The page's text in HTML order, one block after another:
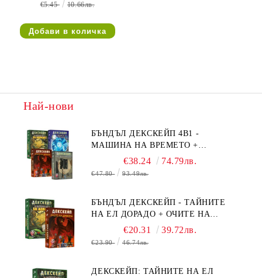
€5.45 10.66лв.
Най-нови
БЪНДЪЛ ДЕКСКЕЙП 4В1 -
МАШИНА НА ВРЕМЕТО +
БЯГСТВО ОТ АЛКАТРАЗ +
ТАЙНИТЕ НА ЕЛ ДОРАДО +
€38.24 74.79лв.
€47.80 93.49лв.
БЪНДЪЛ ДЕКСКЕЙП - ТАЙНИТЕ
НА ЕЛ ДОРАДО + ОЧИТЕ НА
ДРАКОНА€20.31 39.72лв.
€23.90 46.74лв.
ДЕКСКЕЙП: ТАЙНИТЕ НА ЕЛ